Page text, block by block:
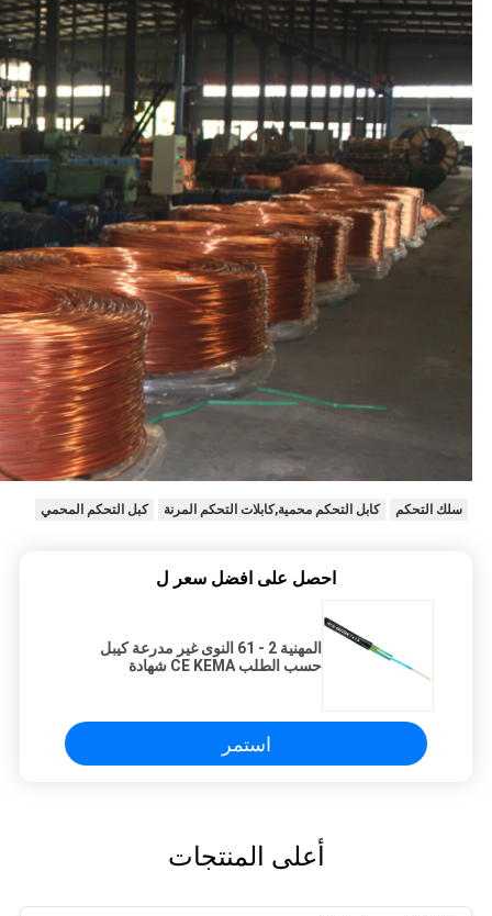
سلك التحكم كابل التحكم محمية,كابلات التحكم المرنة كبل التحكم المحمي
احصل على افضل سعر ل
المهنية 2 - 61 النوى غير مدرعة كيبل
حسب الطلب CE KEMA شهادة
استمر
أعلى المنتجات